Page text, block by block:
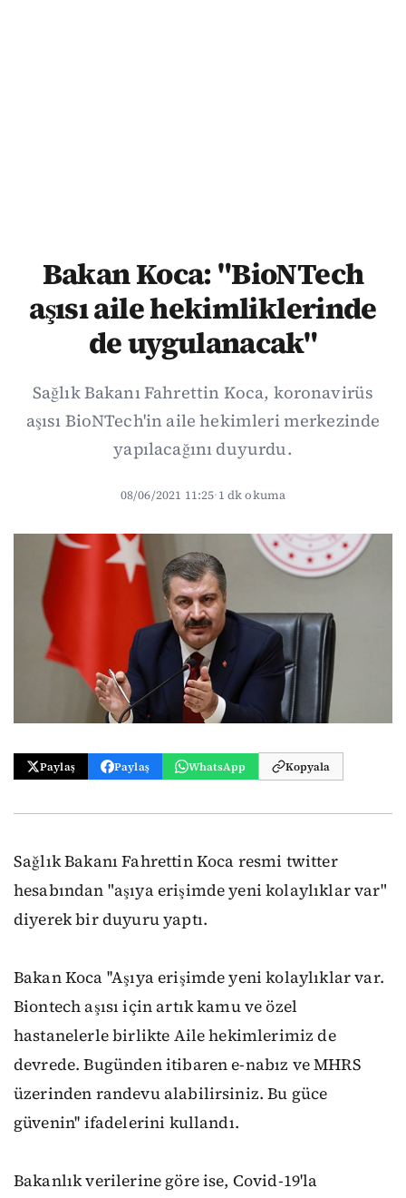
Bakan Koca: "BioNTech
aşısı aile hekimliklerinde
de uygulanacak"
Sağlık Bakanı Fahrettin Koca, koronavirüs
aşısı BioNTech'in aile hekimleri merkezinde
yapılacağını duyurdu.
08/06/2021 11:25·1 dk okuma
Paylaş Paylaş WhatsApp Kopyala
Sağlık Bakanı Fahrettin Koca resmi twitter
hesabından "aşıya erişimde yeni kolaylıklar var"
diyerek bir duyuru yaptı.
Bakan Koca ''Aşıya erişimde yeni kolaylıklar var.
Biontech aşısı için artık kamu ve özel
hastanelerle birlikte Aile hekimlerimiz de
devrede. Bugünden itibaren e-nabız ve MHRS
üzerinden randevu alabilirsiniz. Bu güce
güvenin'' ifadelerini kullandı.
Bakanlık verilerine göre ise, Covid-19'la